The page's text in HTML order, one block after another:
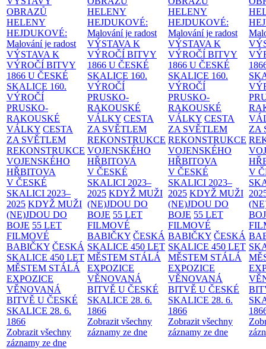
OBRAZŮ
HELENY
HEJDUKOVÉ:
Malování je radost
VÝSTAVA K
VÝROČÍ BITVY
1866 U ČESKÉ
SKALICE 160.
VÝROČÍ
PRUSKO-
RAKOUSKÉ
VÁLKY CESTA
ZA SVĚTLEM
REKONSTRUKCE
VOJENSKÉHO
HŘBITOVA
V ČESKÉ
SKALICI 2023–
2025 KDYŽ MUŽI
(NE)JDOU DO
BOJE 55 LET
FILMOVÉ
BABIČKY ČESKÁ
SKALICE 450 LET
MĚSTEM STÁLÁ
EXPOZICE
VĚNOVANÁ
BITVĚ U ČESKÉ
SKALICE 28. 6.
1866
Zobrazit všechny
záznamy ze dne
HELENY
HEJDUKOVÉ:
Malování je radost
VÝSTAVA K
VÝROČÍ BITVY
1866 U ČESKÉ
SKALICE 160.
VÝROČÍ
PRUSKO-
RAKOUSKÉ
VÁLKY CESTA
ZA SVĚTLEM
REKONSTRUKCE
VOJENSKÉHO
HŘBITOVA
V ČESKÉ
SKALICI 2023–
2025 KDYŽ MUŽI
(NE)JDOU DO
BOJE 55 LET
FILMOVÉ
BABIČKY ČESKÁ
SKALICE 450 LET
MĚSTEM STÁLÁ
EXPOZICE
VĚNOVANÁ
BITVĚ U ČESKÉ
SKALICE 28. 6.
1866
Zobrazit všechny
záznamy ze dne
HELENY
HEJDUKOVÉ:
Malování je radost
VÝSTAVA K
VÝROČÍ BITVY
1866 U ČESKÉ
SKALICE 160.
VÝROČÍ
PRUSKO-
RAKOUSKÉ
VÁLKY CESTA
ZA SVĚTLEM
REKONSTRUKCE
VOJENSKÉHO
HŘBITOVA
V ČESKÉ
SKALICI 2023–
2025 KDYŽ MUŽI
(NE)JDOU DO
BOJE 55 LET
FILMOVÉ
BABIČKY ČESKÁ
SKALICE 450 LET
MĚSTEM STÁLÁ
EXPOZICE
VĚNOVANÁ
BITVĚ U ČESKÉ
SKALICE 28. 6.
1866
Zobrazit všechny
záznamy ze dne
ZA
V